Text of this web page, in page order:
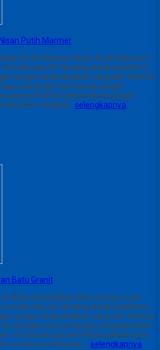
Putih Marmer
Putih Marmer Nisan Putih Marmer |
dari UD. Bintang Antik Sejahtera
unggul dibandingkan yang lain. Karena
pengrajin kami yang sangat
juga pemilihan bahan kami sangat
menjadi… selengkapnya
Batu Granit
Batu Granit Nisan Batu Granit | Jual
produk dari UD. Bintang Antik Sejahtera
unggul dibandingkan yang lain. Karena
dengan para pengrajin-pengrajin kami
Tentunya juga pemilihan bahan kami
proses pembuatan… selengkapnya